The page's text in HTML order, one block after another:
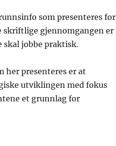
som presenteres for
skriftlige gjennomgangen er
skal jobbe praktisk.
her presenteres er at
utviklingen med fokus
et grunnlag for